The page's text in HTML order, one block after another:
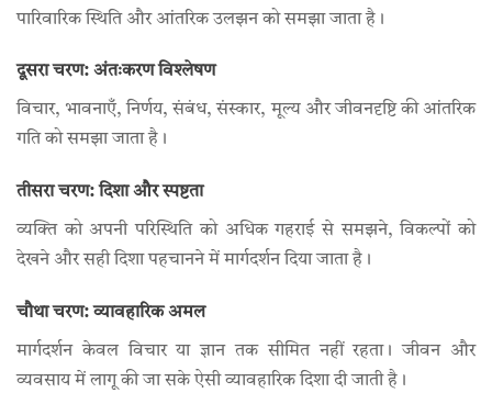
पारिवारिक स्थिति और आंतरिक उलझन को समझा जाता है।
दूसरा चरण: अंतःकरण विश्लेषण
विचार, भावनाएँ, निर्णय, संबंध, संस्कार, मूल्य और जीवनदृष्टि की आंतरिक
गति को समझा जाता है।
तीसरा चरण: दिशा और स्पष्टता
व्यक्ति को अपनी परिस्थिति को अधिक गहराई से समझने, विकल्पों को
देखने और सही दिशा पहचानने में मार्गदर्शन दिया जाता है।
चौथा चरण: व्यावहारिक अमल
मार्गदर्शन केवल विचार या ज्ञान तक सीमित नहीं रहता। जीवन और
व्यवसाय में लागू की जा सके ऐसी व्यावहारिक दिशा दी जाती है।